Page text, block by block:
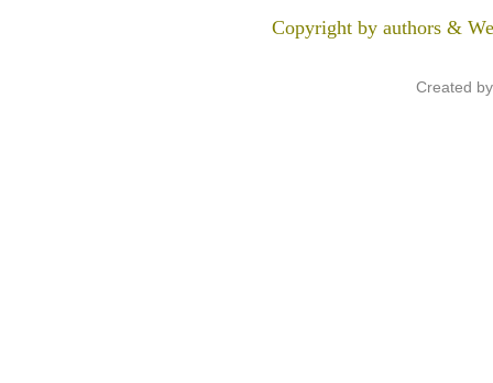
Copyright by authors &
Created